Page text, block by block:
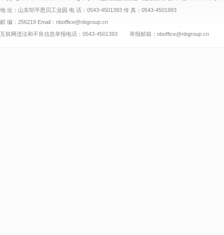
地 址：山东邹平恩贝工业园 电 话：0543-4501393 传 真：0543-4501993
邮 编：256219 Email：nboffice@nbgroup.cn
互联网违法和不良信息举报电话：0543-4501393 举报邮箱：nboffice@nbgroup.cn